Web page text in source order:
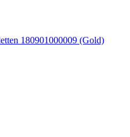
180901000009 (Gold)